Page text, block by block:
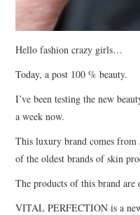
Hello fashion crazy girls…
Today, a post 100 % beauty.
I’ve been testing the new
a week now.
This luxury brand comes from
of the oldest brands of skin
The products of this brand
VITAL PERFECTION is a